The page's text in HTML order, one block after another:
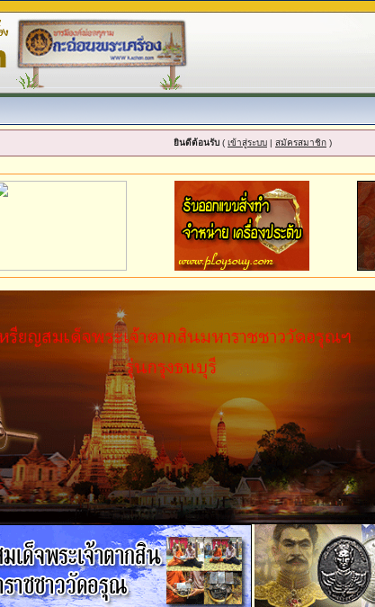
ยินดีต้อนรับ ( เข้าสู่ระบบ | สมัครสมาชิก )